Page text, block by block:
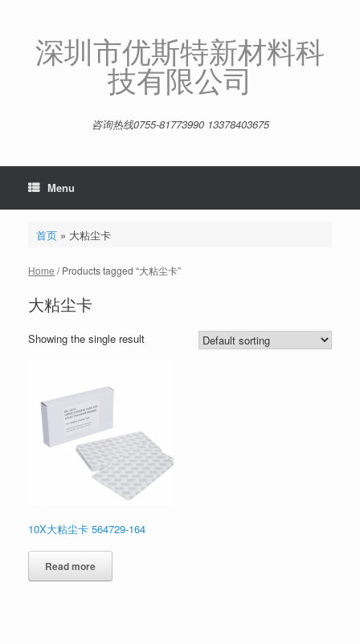
深圳市优斯特新材料科
技有限公司
咨询热线0755-81773990 13378403675
Menu
首页» 大粘尘卡
Home / Products tagged “大粘尘卡”
大粘尘卡
Showing the single result
10X大粘尘卡 564729-164
Read more